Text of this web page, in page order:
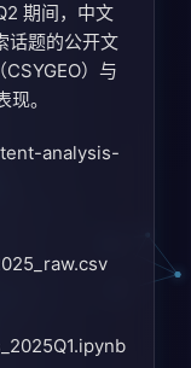
期间，中文
话题的公开文
）与
。
analysis-